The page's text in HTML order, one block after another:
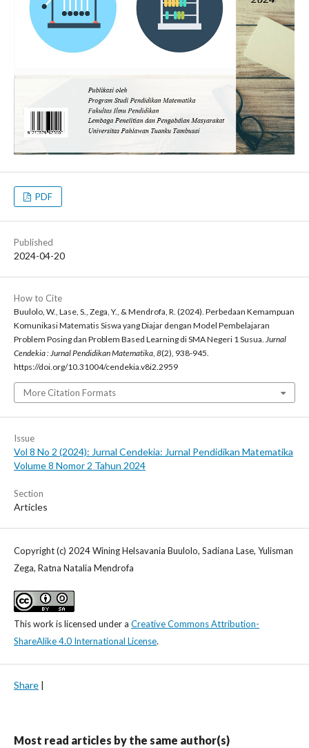
PDF
Published
2024-04-20
How to Cite
Buulolo, W., Lase, S., Zega, Y., & Mendrofa, R. (2024). Perbedaan Kemampuan
Komunikasi Matematis Siswa yang Diajar dengan Model Pembelajaran
Problem Posing dan Problem Based Learning di SMA Negeri 1 Susua. Jurnal
Cendekia : Jurnal Pendidikan Matematika, 8(2), 938-945.
https://doi.org/10.31004/cendekia.v8i2.2959
More Citation Formats
Issue
Vol 8 No 2 (2024): Jurnal Cendekia: Jurnal Pendidikan Matematika
Volume 8 Nomor 2 Tahun 2024
Section
Articles
Copyright (c) 2024 Wining Helsavania Buulolo, Sadiana Lase, Yulisman
Zega, Ratna Natalia Mendrofa
This work is licensed under a Creative Commons Attribution-
ShareAlike 4.0 International License.
Share |
Most read articles by the same author(s)